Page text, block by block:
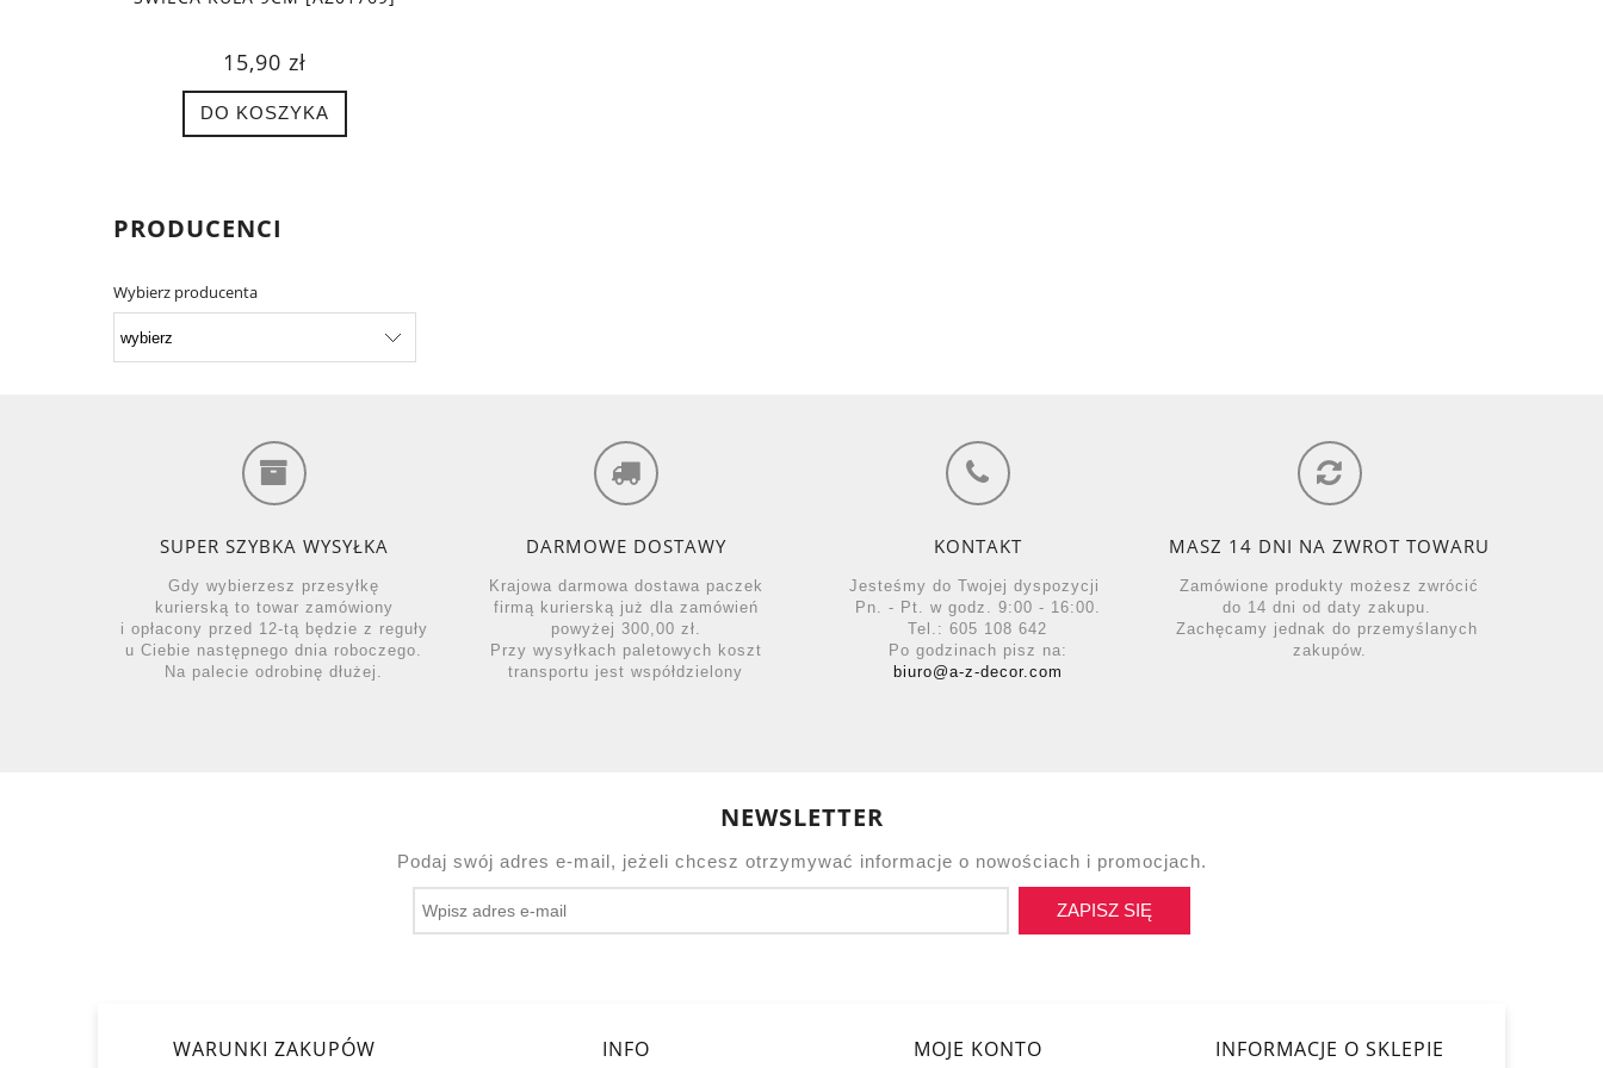
15,90 zł
DO KOSZYKA
PRODUCENCI
Wybierz producenta
SUPER SZYBKA WYSYŁKA
Gdy wybierzesz przesyłkę
kurierską to towar zamówiony
i opłacony przed 12-tą będzie z reguły
u Ciebie następnego dnia roboczego.
Na palecie odrobinę dłużej.
DARMOWE DOSTAWY
Krajowa darmowa dostawa paczek
firmą kurierską już dla zamówień
powyżej 300,00 zł.
Przy wysyłkach paletowych koszt
transportu jest współdzielony
KONTAKT
Jesteśmy do Twojej dyspozycji
Pn. - Pt. w godz. 9:00 - 16:00.
Tel.: 605 108 642
Po godzinach pisz na:
biuro@a-z-decor.com
MASZ 14 DNI NA ZWROT TOWARU
Zamówione produkty możesz zwrócić
do 14 dni od daty zakupu.
Zachęcamy jednak do przemyślanych
zakupów.
NEWSLETTER
Podaj swój adres e-mail, jeżeli chcesz otrzymywać informacje o nowościach i promocjach.
ZAPISZ SIĘ
WARUNKI ZAKUPÓW INFO MOJE KONTO INFORMACJE O SKLEPIE